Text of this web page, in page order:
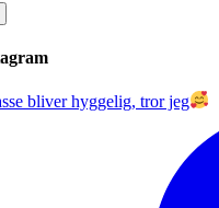
bliver hyggelig, tror jeg